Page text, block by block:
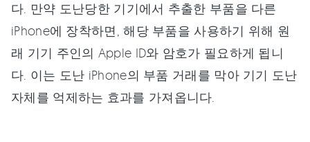
다. 만약 도난당한 기기에서 추출한 부품을 다른
iPhone에 장착하면, 해당 부품을 사용하기 위해 원
래 기기 주인의 Apple ID와 암호가 필요하게 됩니
다. 이는 도난 iPhone의 부품 거래를 막아 기기 도난
자체를 억제하는 효과를 가져옵니다.